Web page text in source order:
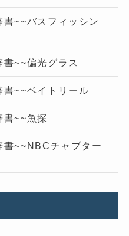
~~バスフィッシン
~~偏光グラス
書~~ベイトリール
書~~魚探
書~~NBCチャプター